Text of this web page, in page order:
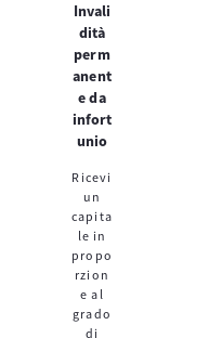
Invali
dità
perm
anent
e da
infort
unio
Ricevi
un
capita
le in
propo
rzion
e al
grado
di